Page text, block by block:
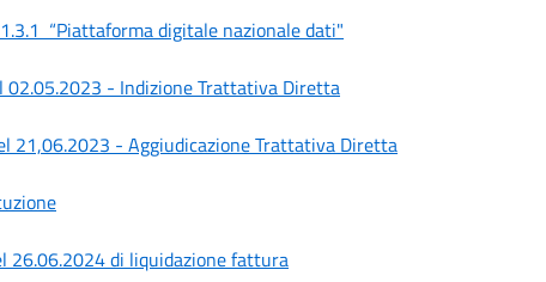
“Piattaforma digitale nazionale dati"
02.05.2023 - Indizione Trattativa Diretta
21,06.2023 - Aggiudicazione Trattativa Diretta
26.06.2024 di liquidazione fattura